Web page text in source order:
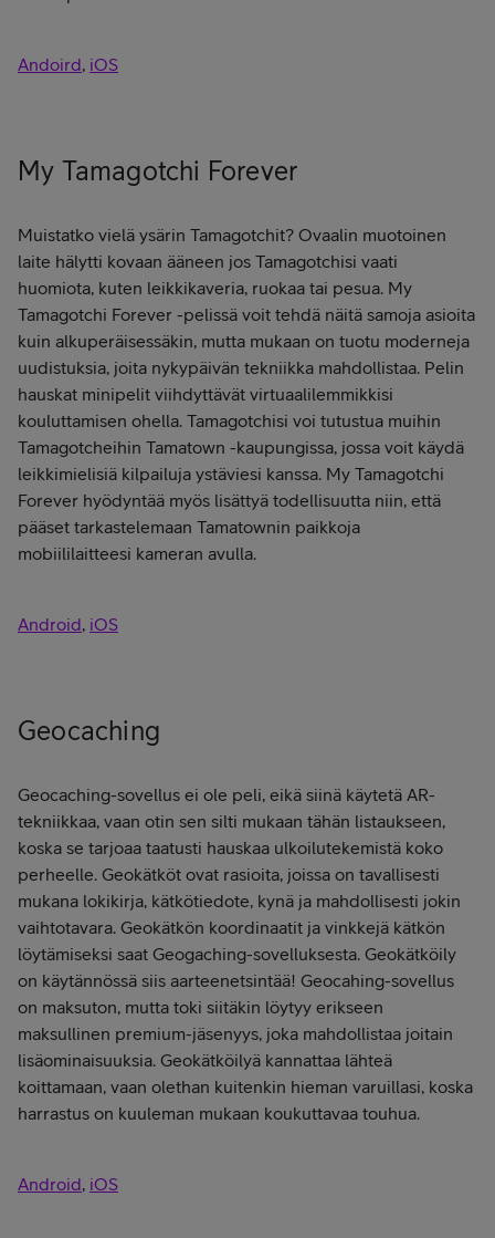
Andoird, iOS
My Tamagotchi Forever
Muistatko vielä ysärin Tamagotchit? Ovaalin muotoinen
laite hälytti kovaan ääneen jos Tamagotchisi vaati
huomiota, kuten leikkikaveria, ruokaa tai pesua. My
Tamagotchi Forever -pelissä voit tehdä näitä samoja asioita
kuin alkuperäisessäkin, mutta mukaan on tuotu moderneja
uudistuksia, joita nykypäivän tekniikka mahdollistaa. Pelin
hauskat minipelit viihdyttävät virtuaalilemmikkisi
kouluttamisen ohella. Tamagotchisi voi tutustua muihin
Tamagotcheihin Tamatown -kaupungissa, jossa voit käydä
leikkimielisiä kilpailuja ystäviesi kanssa. My Tamagotchi
Forever hyödyntää myös lisättyä todellisuutta niin, että
pääset tarkastelemaan Tamatownin paikkoja
mobiililaitteesi kameran avulla.
Android, iOS
Geocaching‪
Geocaching‪-sovellus ei ole peli, eikä siinä käytetä AR-
tekniikkaa, vaan otin sen silti mukaan tähän listaukseen,
koska se tarjoaa taatusti hauskaa ulkoilutekemistä koko
perheelle. Geokätköt ovat rasioita, joissa on tavallisesti
mukana lokikirja, kätkötiedote, kynä ja mahdollisesti jokin
vaihtotavara. Geokätkön koordinaatit ja vinkkejä kätkön
löytämiseksi saat Geogaching-sovelluksesta. Geokätköily
on käytännössä siis aarteenetsintää! Geocahing-sovellus
on maksuton, mutta toki siitäkin löytyy erikseen
maksullinen premium-jäsenyys, joka mahdollistaa joitain
lisäominaisuuksia. Geokätköilyä kannattaa lähteä
koittamaan, vaan olethan kuitenkin hieman varuillasi, koska
harrastus on kuuleman mukaan koukuttavaa touhua.
Android, iOS